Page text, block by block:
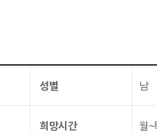
성별 남
희망시간 월~